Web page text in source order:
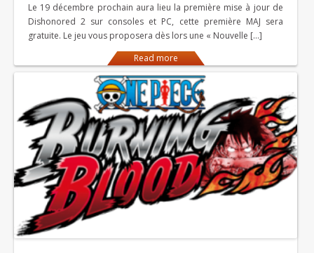
Le 19 décembre prochain aura lieu la première mise à jour de
Dishonored 2 sur consoles et PC, cette première MAJ sera
gratuite. Le jeu vous proposera dès lors une « Nouvelle […]
Read more